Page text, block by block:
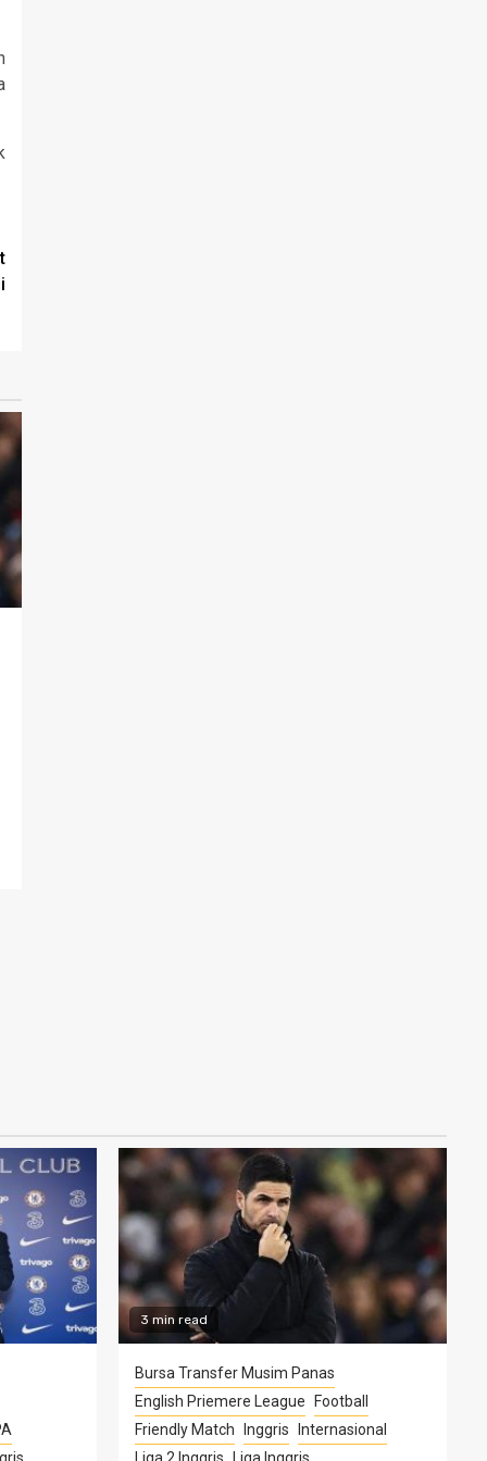
3 min read
Bursa Transfer Musim Panas
English Priemere League
Football
Friendly Match
Inggris
Internasional
Liga 2 Inggris
Liga Inggris